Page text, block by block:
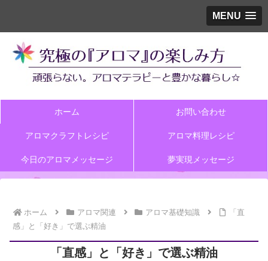
MENU
ホーム お問い合わせ
アロマクラフトレシピ アロマ料理レシピ
今日のアロマメッセージ 夢実現メッセージ
ホーム アロマ関連 アロマ基礎知識
「直
感」と「好き」で選ぶ精油
「直感」と「好き」で選ぶ精油